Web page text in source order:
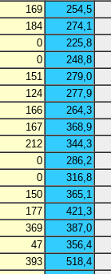
169
254,5
184
274,1
0
225,8
0
248,8
151
279,0
124
277,9
166
264,3
167
368,9
212
344,3
0
286,2
0
316,8
150
365,1
177
421,3
369
387,0
47
356,4
393
518,4